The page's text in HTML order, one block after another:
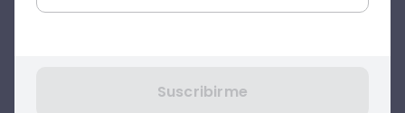
Se adaptan mejor al cambio
Suscribirme